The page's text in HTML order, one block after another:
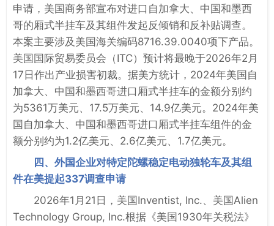
申请，美国商务部宣布对进口自加拿大、中国和墨西
哥的厢式半挂车及其组件发起反倾销和反补贴调查。
本案主要涉及美国海关编码8716.39.0040项下产品。
美国国际贸易委员会（ITC）预计将最晚于2026年2月
17日作出产业损害初裁。据美方统计，2024年美国自
加拿大、中国和墨西哥进口厢式半挂车的金额分别约
为5361万美元、17.5万美元、14.9亿美元。2024年美
国自加拿大、中国和墨西哥进口厢式半挂车组件的金
额分别约为1.2亿美元、2.6亿美元、1.7亿美元。
四、外国企业对特定陀螺稳定电动独轮车及其组
件在美提起337调查申请
2026年1月21日，美国Inventist, Inc.、美国Alien
Technology Group, Inc.根据《美国1930年关税法》